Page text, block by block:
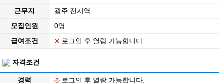
근무지
광주 전지역
모집인원
0명
급여조건
로그인 후 열람 가능합니다.
자격조건
경력
로그인 후 열람 가능합니다.